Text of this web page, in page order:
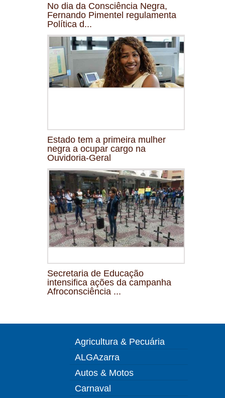
No dia da Consciência Negra,
Fernando Pimentel regulamenta
Política d...
Estado tem a primeira mulher
negra a ocupar cargo na
Ouvidoria-Geral
Secretaria de Educação
intensifica ações da campanha
Afroconsciência ...
Agricultura & Pecuária
ALGAzarra
Autos & Motos
Carnaval